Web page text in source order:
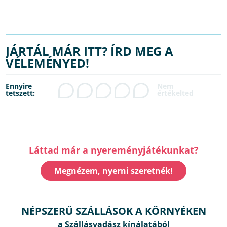
JÁRTÁL MÁR ITT? ÍRD MEG A
VÉLEMÉNYED!
Ennyire
tetszett:
Láttad már a nyereményjátékunkat?
Megnézem, nyerni szeretnék!
NÉPSZERŰ SZÁLLÁSOK A KÖRNYÉKEN